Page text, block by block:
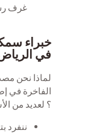
غرف
خبراء
في
لماذا نحن
الفاخرة في
؟ لعديد من
ننفرد